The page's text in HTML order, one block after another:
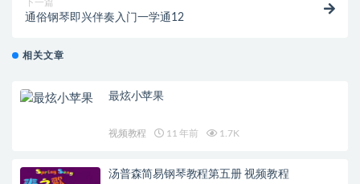
下一篇
通俗钢琴即兴伴奏入门一学通12
相关文章
最炫小苹果
视频教程 11 年前 1.7K
汤普森简易钢琴教程第五册 视频教程